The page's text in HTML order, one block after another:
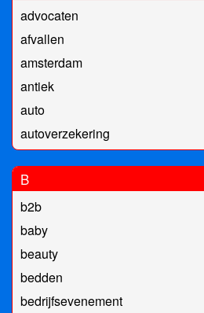
advocaten
afvallen
amsterdam
antiek
auto
autoverzekering
B
b2b
baby
beauty
bedden
bedrijfsevenement